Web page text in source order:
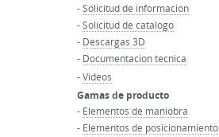
-Solicitud de informacion
-Solicitud de catalogo
- Descargas 3D
- Documentacion tecnica
-Videos
Gamas de producto
- Elementos de maniobra
- Elementos de posicionamiento